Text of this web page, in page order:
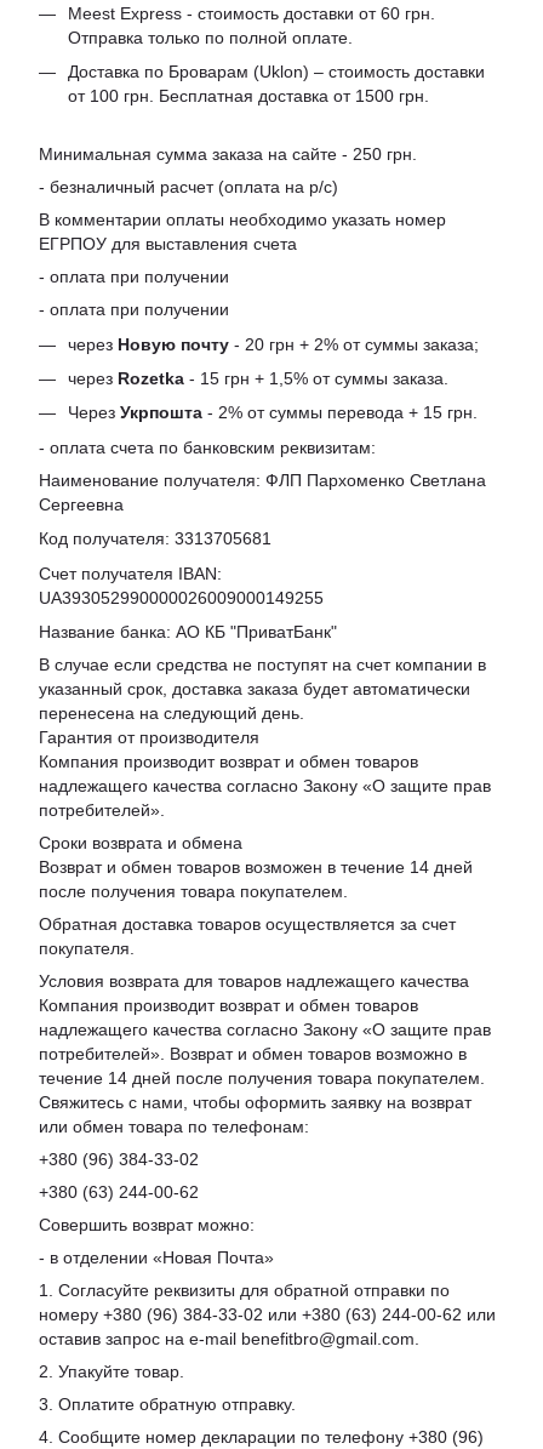
Meest Express - стоимость доставки от 60 грн.
Отправка только по полной оплате.
Доставка по Броварам (Uklon) – стоимость доставки
от 100 грн. Бесплатная доставка от 1500 грн.
Минимальная сумма заказа на сайте - 250 грн.
- безналичный расчет (оплата на р/с)
В комментарии оплаты необходимо указать номер
ЕГРПОУ для выставления счета
- оплата при получении
- оплата при получении
через Новую почту - 20 грн + 2% от суммы заказа;
через Rozetka - 15 грн + 1,5% от суммы заказа.
Через Укрпошта - 2% от суммы перевода + 15 грн.
- оплата счета по банковским реквизитам:
Наименование получателя: ФЛП Пархоменко Светлана
Сергеевна
Код получателя: 3313705681
Счет получателя IBAN:
UA393052990000026009000149255
Название банка: АО КБ "ПриватБанк"
В случае если средства не поступят на счет компании в
указанный срок, доставка заказа будет автоматически
перенесена на следующий день.
Гарантия от производителя
Компания производит возврат и обмен товаров
надлежащего качества согласно Закону «О защите прав
потребителей».
Сроки возврата и обмена
Возврат и обмен товаров возможен в течение 14 дней
после получения товара покупателем.
Обратная доставка товаров осуществляется за счет
покупателя.
Условия возврата для товаров надлежащего качества
Компания производит возврат и обмен товаров
надлежащего качества согласно Закону «О защите прав
потребителей». Возврат и обмен товаров возможно в
течение 14 дней после получения товара покупателем.
Свяжитесь с нами, чтобы оформить заявку на возврат
или обмен товара по телефонам:
+380 (96) 384-33-02
+380 (63) 244-00-62
Совершить возврат можно:
- в отделении «Новая Почта»
1. Согласуйте реквизиты для обратной отправки по
номеру +380 (96) 384-33-02 или +380 (63) 244-00-62 или
оставив запрос на e-mail benefitbro@gmail.com.
2. Упакуйте товар.
3. Оплатите обратную отправку.
4. Сообщите номер декларации по телефону +380 (96)